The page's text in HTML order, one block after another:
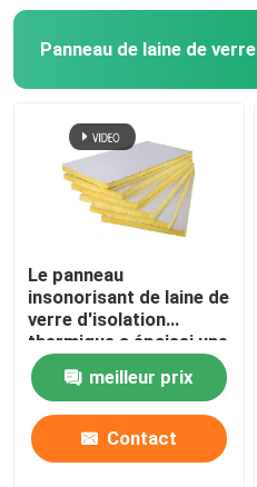
Panneau de laine de verre
Le panneau
insonorisant de laine de
verre d'isolation
thermique a épaissi une
isolation de niveau de
mur
meilleur prix
Contact